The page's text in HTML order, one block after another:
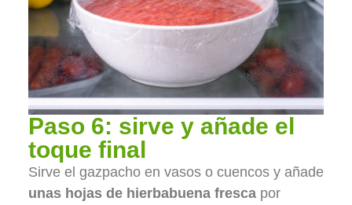
Paso 6: sirve y añade el
toque final
Sirve el gazpacho en vasos o cuencos y añade
unas hojas de hierbabuena frescapor